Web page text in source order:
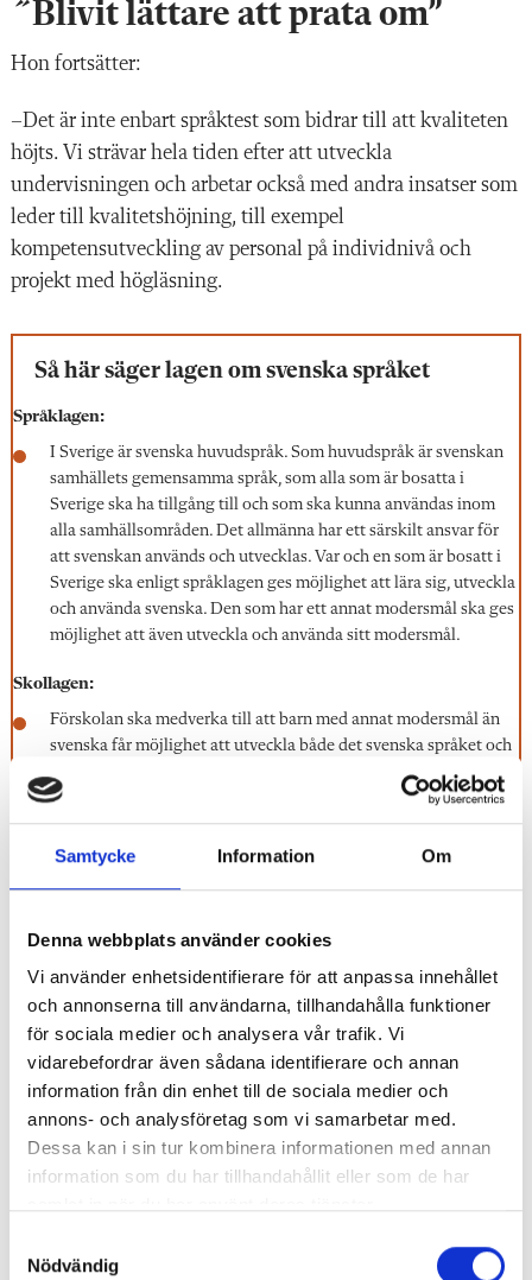
Samtycke Information Om
Denna webbplats använder cookies
Vi använder enhetsidentifierare för att anpassa innehållet
och annonserna till användarna, tillhandahålla funktioner
för sociala medier och analysera vår trafik. Vi
vidarebefordrar även sådana identifierare och annan
information från din enhet till de sociala medier och
annons- och analysföretag som vi samarbetar med.
Dessa kan i sin tur kombinera informationen med annan
information som du har tillhandahållit eller som de har
Nödvändig
˝Blivit lättare att prata om”
Hon fortsätter:
–Det är inte enbart språktest som bidrar till att kvaliteten
höjts. Vi strävar hela tiden efter att utveckla
undervisningen och arbetar också med andra insatser som
leder till kvalitetshöjning, till exempel
kompetensutveckling av personal på individnivå och
projekt med högläsning.
Så här säger lagen om svenska språket
Språklagen:
I Sverige är svenska huvudspråk. Som huvudspråk är svenskan
samhällets gemensamma språk, som alla som är bosatta i
Sverige ska ha tillgång till och som ska kunna användas inom
alla samhällsområden. Det allmänna har ett särskilt ansvar för
att svenskan används och utvecklas. Var och en som är bosatt i
Sverige ska enligt språklagen ges möjlighet att lära sig, utveckla
och använda svenska. Den som har ett annat modersmål ska ges
möjlighet att även utveckla och använda sitt modersmål.
Skollagen:
Förskolan ska medverka till att barn med annat modersmål än
svenska får möjlighet att utveckla både det svenska språket och
Skolverkets allmänna råd:
Utbildningen i förskolan ska vara likvärdig oavsett var i landet
utbildningen ska vara kompensa­torisk.
Förutom en kvalitetshöjning menar Sara Dahl att
språktesterna gjort det mindre känsligt att prata om vikten
av goda kunskaper i svenska bland personalen.
– Sedan vi införde språktestet (även i grundskolan från
2023, reds anm.) märker vi att det blivit lättare att prata
om svenska som utbildningsspråk i personalgrupperna.
det var innan.